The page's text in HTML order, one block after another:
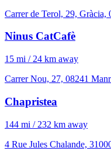
Carrer de Terol, 29, Gràcia,
Ninus CatCafè
15 mi / 24 km away
Carrer Nou, 27, 08241
Chapristea
144 mi / 232 km away
4 Rue Jules Chalande,